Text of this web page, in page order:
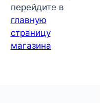
перейдите в
главную
страницу
магазина